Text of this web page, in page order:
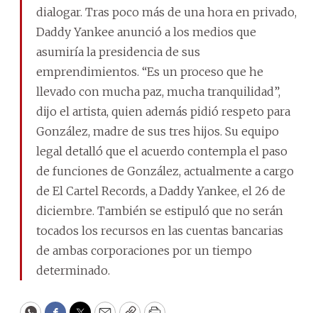
dialogar. Tras poco más de una hora en privado,
Daddy Yankee anunció a los medios que
asumiría la presidencia de sus
emprendimientos. “Es un proceso que he
llevado con mucha paz, mucha tranquilidad”,
dijo el artista, quien además pidió respeto para
González, madre de sus tres hijos. Su equipo
legal detalló que el acuerdo contempla el paso
de funciones de González, actualmente a cargo
de El Cartel Records, a Daddy Yankee, el 26 de
diciembre. También se estipuló que no serán
tocados los recursos en las cuentas bancarias
de ambas corporaciones por un tiempo
determinado.